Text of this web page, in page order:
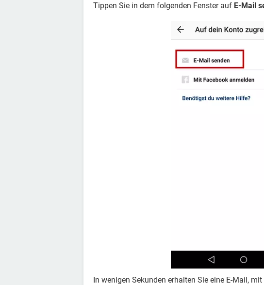
Tippen Sie in dem folgenden Fenster auf E-Mail
In wenigen Sekunden erhalten Sie eine E-Mail,